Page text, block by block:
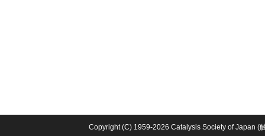
Copyright (C) 1959-2026 Catalysis Society of Japan (